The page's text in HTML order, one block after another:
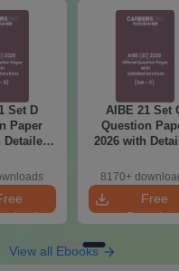
Set D
Paper
Detailed
AIBE 21 Set
Question
2026 with
8170+
Free
View all Ebooks